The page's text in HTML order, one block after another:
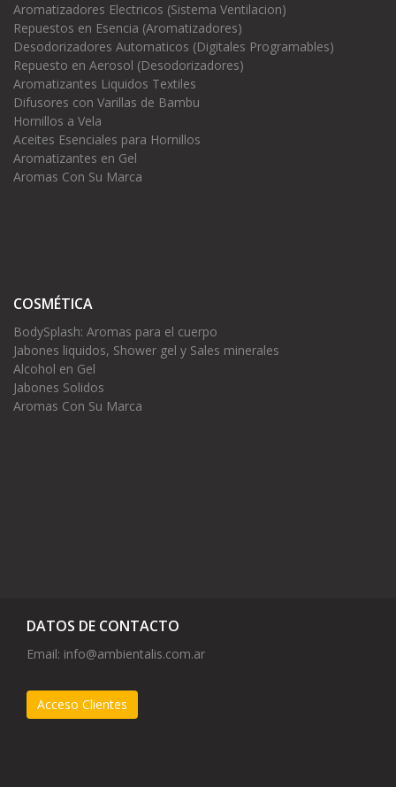
Aromatizadores Electricos (Sistema Ventilacion)
Repuestos en Esencia (Aromatizadores)
Desodorizadores Automaticos (Digitales Programables)
Repuesto en Aerosol (Desodorizadores)
Aromatizantes Liquidos Textiles
Difusores con Varillas de Bambu
Hornillos a Vela
Aceites Esenciales para Hornillos
Aromatizantes en Gel
Aromas Con Su Marca
COSMÉTICA
BodySplash: Aromas para el cuerpo
Jabones liquidos, Shower gel y Sales minerales
Alcohol en Gel
Jabones Solidos
Aromas Con Su Marca
DATOS DE CONTACTO
Email: info@ambientalis.com.ar
Acceso Clientes